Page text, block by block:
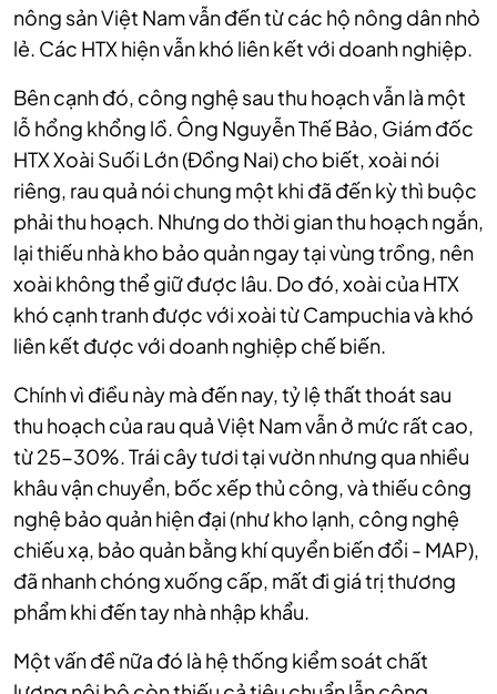
nông sản Việt Nam vẫn đến từ các hộ nông dân nhỏ
lẻ. Các HTX hiện vẫn khó liên kết với doanh nghiệp.
Bên cạnh đó, công nghệ sau thu hoạch vẫn là một
lỗ hổng khổng lồ. Ông Nguyễn Thế Bảo, Giám đốc
HTX Xoài Suối Lớn (Đồng Nai) cho biết, xoài nói
riêng, rau quả nói chung một khi đã đến kỳ thì buộc
phải thu hoạch. Nhưng do thời gian thu hoạch ngắn,
lại thiếu nhà kho bảo quản ngay tại vùng trồng, nên
xoài không thể giữ được lâu. Do đó, xoài của HTX
khó cạnh tranh được với xoài từ Campuchia và khó
liên kết được với doanh nghiệp chế biến.
Chính vì điều này mà đến nay, tỷ lệ thất thoát sau
thu hoạch của rau quả Việt Nam vẫn ở mức rất cao,
từ 25-30%. Trái cây tươi tại vườn nhưng qua nhiều
khâu vận chuyển, bốc xếp thủ công, và thiếu công
nghệ bảo quản hiện đại (như kho lạnh, công nghệ
chiếu xạ, bảo quản bằng khí quyển biến đổi - MAP),
đã nhanh chóng xuống cấp, mất đi giá trị thương
phẩm khi đến tay nhà nhập khẩu.
Một vấn đề nữa đó là hệ thống kiểm soát chất